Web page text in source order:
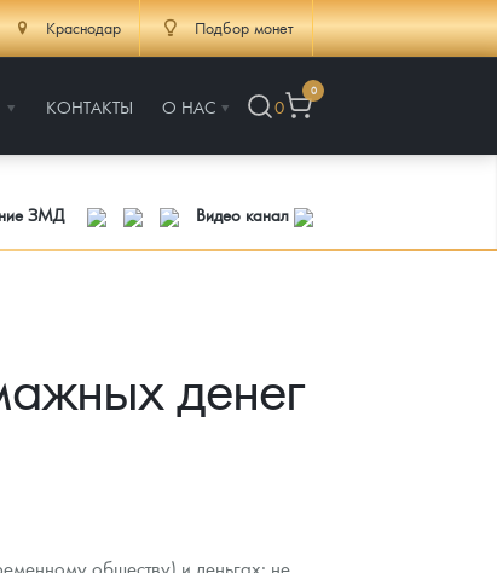
Краснодар Подбор монет
КОНТАКТЫ О НАС 0
0
ЗМД
Видео канал
денег